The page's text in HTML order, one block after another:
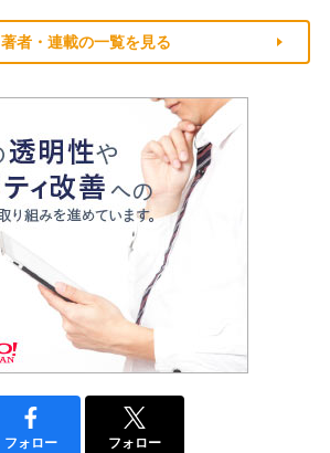
著者・連載の一覧を見る
フォロー フォロー